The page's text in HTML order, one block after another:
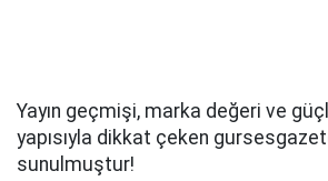
Yayın geçmişi, marka değeri ve
yapısıyla dikkat çeken
sunulmuştur!